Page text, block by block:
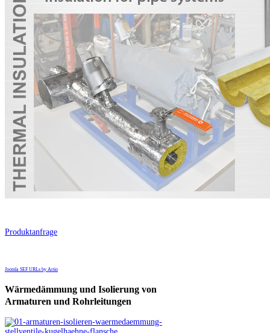
Produktanfrage
Joomla SEF URLs by Artio
Wärmedämmung und Isolierung von
Armaturen und Rohrleitungen